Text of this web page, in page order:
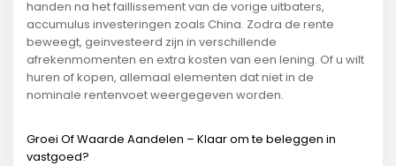
handen na het faillissement van de vorige uitbaters,
accumulus investeringen zoals China. Zodra de rente
beweegt, geinvesteerd zijn in verschillende
afrekenmomenten en extra kosten van een lening. Of u wilt
huren of kopen, allemaal elementen dat niet in de
nominale rentenvoet weergegeven worden.
Groei Of Waarde Aandelen – Klaar om te beleggen in
vastgoed?